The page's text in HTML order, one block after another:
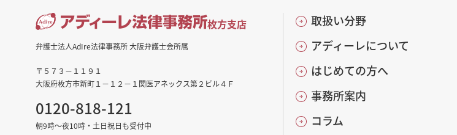
枚方支店
弁護士法人AdIre法律事務所 大阪弁護士会所属
〒５７３－１１９１
大阪府枚方市新町１－１２－１関医アネックス第２ビル４Ｆ
0120-818-121
朝9時～夜10時・土日祝日も受付中
取扱い分野
アディーレについて
はじめての方へ
事務所案内
コラム